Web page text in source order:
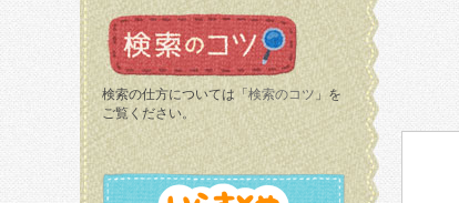
検索の仕方については「 検索のコツ 」を
ご覧ください。